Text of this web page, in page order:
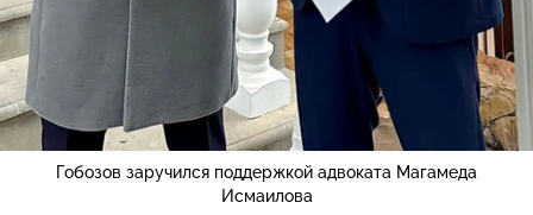
Гобозов заручился поддержкой адвоката Магамеда
Исмаилова